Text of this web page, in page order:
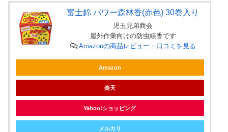
富士錦 パワー森林香(赤色) 30巻入り
児玉兄弟商会
屋外作業向けの防虫線香です
Amazonの商品レビュー・口コミを見る
Amazon
楽天
Yahoo!ショッピング
メルカリ